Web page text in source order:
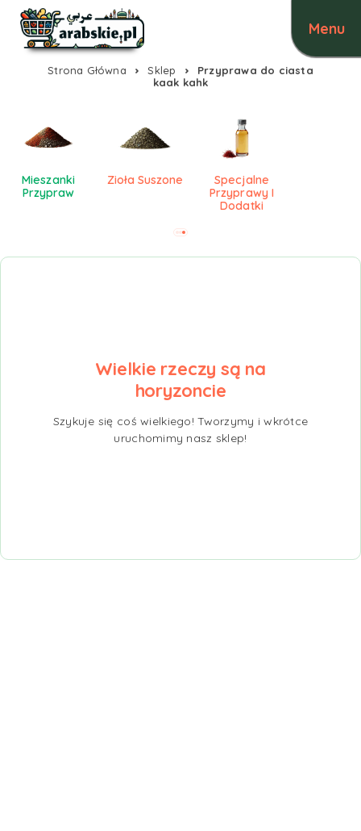
Strona Główna Sklep
Przyprawa do ciasta
kaak kahk
Mieszanki
Przypraw
Zioła Suszone
Specjalne
Przyprawy I
Dodatki
Wielkie rzeczy są na
horyzoncie
Szykuje się coś wielkiego! Tworzymy i wkrótce
uruchomimy nasz sklep!